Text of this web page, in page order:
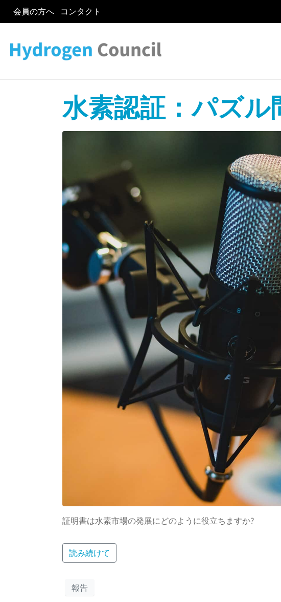
会員の方へ コンタクト
水素認証：パズ
証明書は水素市場の発展にどのように役立ちますか?
読み続けて
報告